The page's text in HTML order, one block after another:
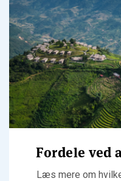
Fordele ved
Læs mere om